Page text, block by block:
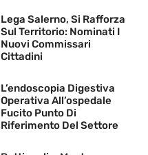
Lega Salerno, Si Rafforza
Sul Territorio: Nominati I
Nuovi Commissari
Cittadini
L’endoscopia Digestiva
Operativa All’ospedale
Fucito Punto Di
Riferimento Del Settore